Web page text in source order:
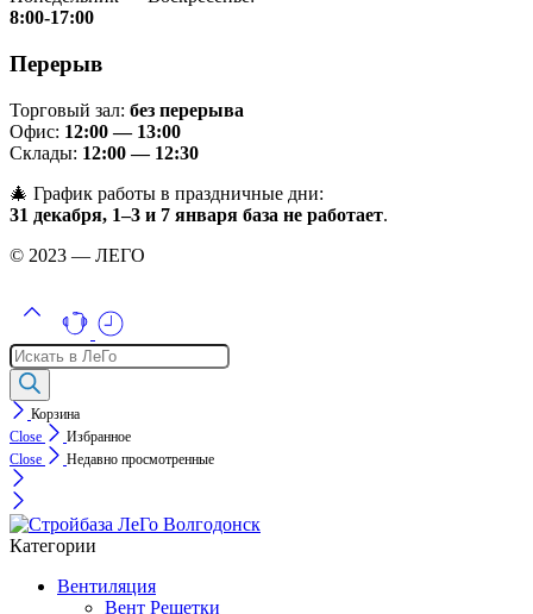
8:00-17:00
Перерыв
Торговый зал: без перерыва
Офис: 12:00 — 13:00
Склады: 12:00 — 12:30
🎄 График работы в праздничные дни:
31 декабря, 1–3 и 7 января база не работает.
© 2023 — ЛЕГО
Поиск
товаров
Корзина
Close
Избранное
Close
Недавно просмотренные
Категории
Вентиляция
Вент Решетки